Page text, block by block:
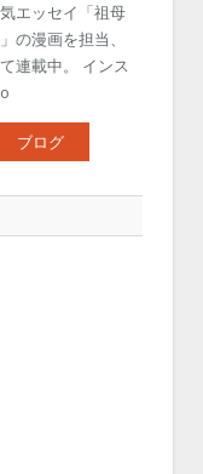
エッセイ「祖母
の漫画を担当、
連載中。 インス
ブログ